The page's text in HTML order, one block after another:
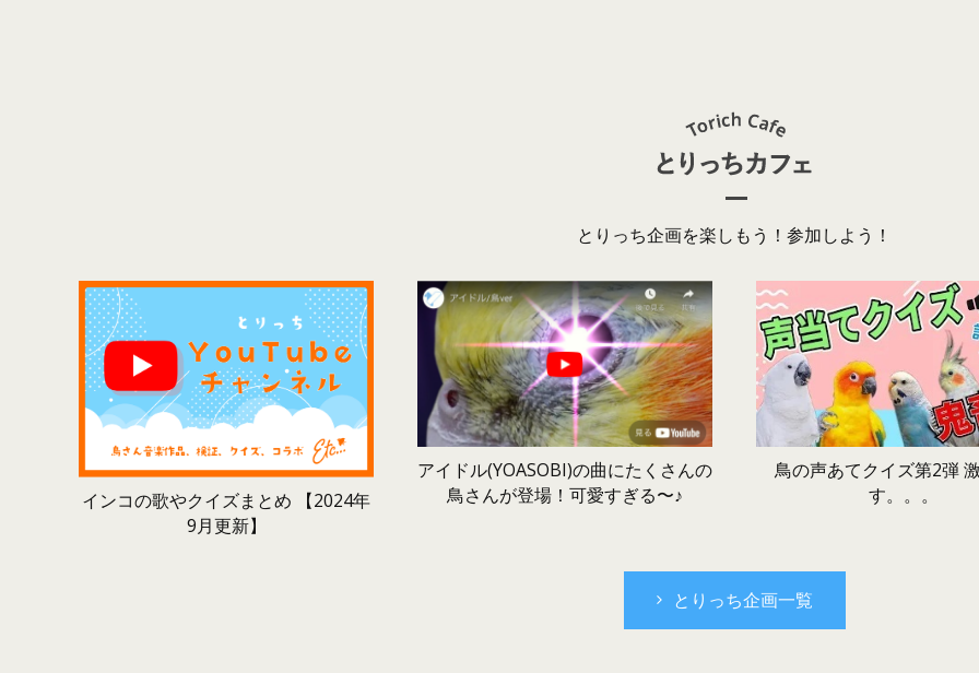
とりっち企画を楽しもう！参加しよう！
インコの歌やクイズまとめ 【2024年
9月更新】
アイドル(YOASOBI)の曲にたくさんの
鳥さんが登場！可愛すぎる〜♪
鳥の声あてクイズ第2弾
す。。。
とりっち企画一覧